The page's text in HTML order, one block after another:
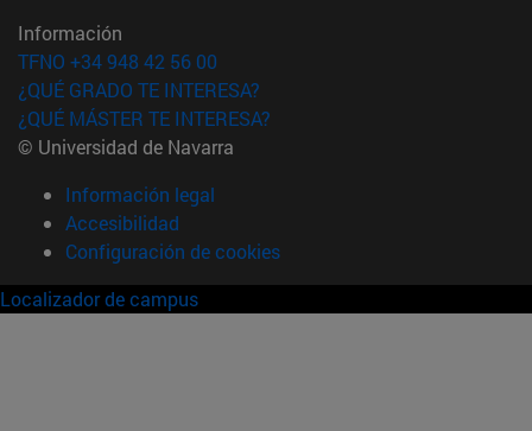
Información
TFNO +34 948 42 56 00
¿QUÉ GRADO TE INTERESA?
¿QUÉ MÁSTER TE INTERESA?
© Universidad de Navarra
Información legal
Accesibilidad
Configuración de cookies
Localizador de campus